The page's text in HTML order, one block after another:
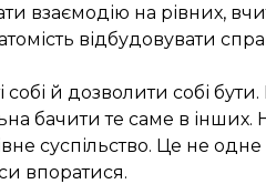
взаємодію на рівних,
відбудовувати
собі й дозволити собі
бачити те саме в
суспільство. Це не одне
впоратися.